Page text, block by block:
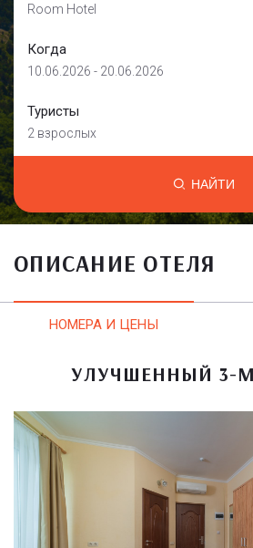
Room Hotel
Когда
10.06.2026 - 20.06.2026
Туристы
2 взрослых
НАЙТИ
ОПИСАНИЕ ОТЕЛЯ
НОМЕРА И ЦЕНЫ
УЛУЧШЕННЫЙ 3-